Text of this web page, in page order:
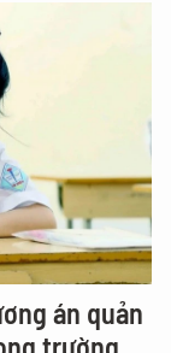
án quản
trường